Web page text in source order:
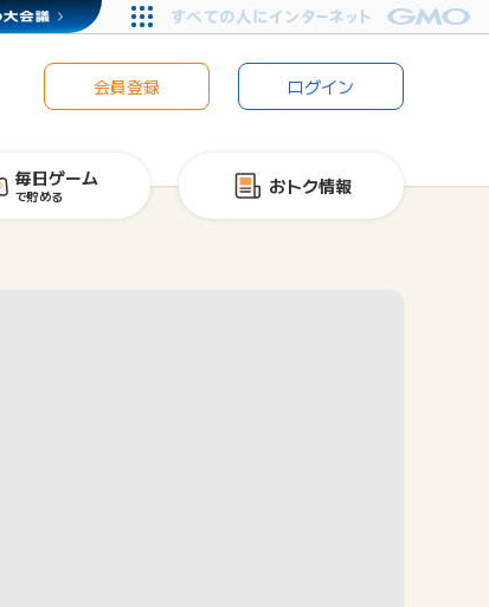
会員登録 ログイン
毎日ゲーム
で貯める おトク情報